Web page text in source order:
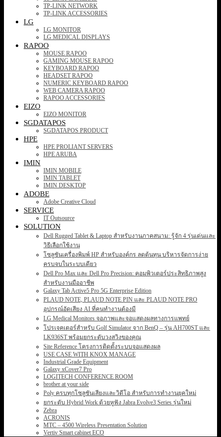
TP-LINK NETWORK
TP-LINK ACCESSORIES
LG
LG MONITOR
LG MEDICAL DISPLAYS
RAPOO
MOUSE RAPOO
GAMING MOUSE RAPOO
KEYBOARD RAPOO
HEADSET RAPOO
NUMERIC KEYBOARD RAPOO
WEB CAMERA RAPOO
RAPOO ACCESSORIES
EIZO
EIZO MONITOR
SGDATAPOS
SGDATAPOS PRODUCT
HPE
HPE PROLIANT SERVERS
HPE ARUBA
IMIN
IMIN MOBILE
IMIN TABLET
IMIN DESKTOP
ADOBE
Adobe Creative Cloud
SERVICE
IT Outsource
SOLUTION
Dell Rugged Tablet & Laptop สำหรับงานภาคสนาม: รู้จัก 4 รุ่นเด่นและ
วิธีเลือกใช้งาน
โซลูชันเครื่องพิมพ์ HP สำหรับองค์กร ลดต้นทุน บริหารจัดการง่าย
ครบจบในระบบเดียว
Dell Pro Max และ Dell Pro Precision: คอมพิวเตอร์ประสิทธิภาพสูง
สำหรับงานมืออาชีพ
Galaxy Tab Active5 Pro 5G Enterprise Edition
PLAUD NOTE, PLAUD NOTE PIN และ PLAUD NOTE PRO
อุปกรณ์อัดเสียง AI ที่คนทำงานต้องมี
LG Medical Monitors จอภาพและจอแสดงผลทางการแพทย์
โปรเจคเตอร์สำหรับ Golf Simulator จาก BenQ – รุ่น AH700ST และ
LK936ST พร้อมยกระดับวงสวิงของคุณ
Site Reference โครงการติดตั้งระบบจอแสดงผล
USE CASE WITH KNOX MANAGE
Industrial Grade Equipment
Galaxy xCover7 Pro
LOGITECH CONFERENCE ROOM
brother at your side
Poly ครบทุกโซลูชันเสียงและวิดีโอ สำหรับการทำงานยุคใหม่
ยกระดับ Hybrid Work ด้วยหูฟัง Jabra Evolve3 Series รุ่นใหม่
Zebra
ACRONIS
MTC – 4500 Wireless Presentation Solution
Vertiv Smart cabinet ECO